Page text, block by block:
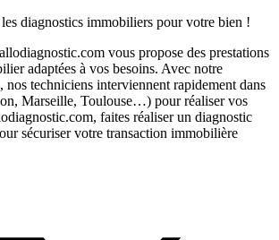
diagnostics immobiliers pour votre bien !
vous propose des prestations
adaptées à vos besoins. Avec notre
nos techniciens interviennent rapidement dans
Marseille, Toulouse…) pour réaliser vos
faites réaliser un diagnostic
sécuriser votre transaction immobilière